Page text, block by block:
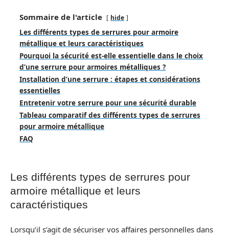
Sommaire de l'article hide
Les différents types de serrures pour armoire
métallique et leurs caractéristiques
Pourquoi la sécurité est-elle essentielle dans le choix
d’une serrure pour armoires métalliques ?
Installation d’une serrure : étapes et considérations
essentielles
Entretenir votre serrure pour une sécurité durable
Tableau comparatif des différents types de serrures
pour armoire métallique
FAQ
Les différents types de serrures pour
armoire métallique et leurs
caractéristiques
Lorsqu’il s’agit de sécuriser vos affaires personnelles dans